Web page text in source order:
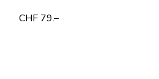
CHF 79.–